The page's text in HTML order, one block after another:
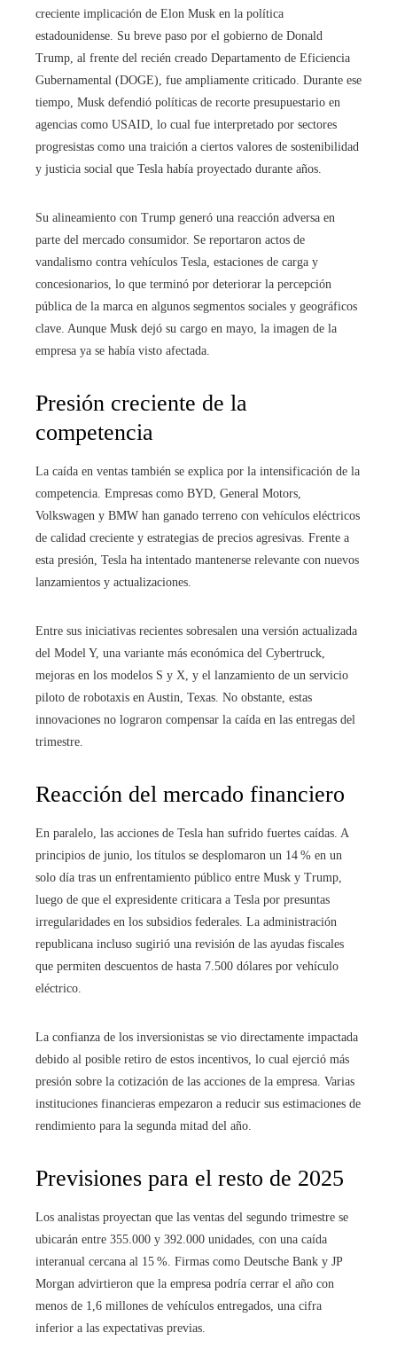
creciente implicación de Elon Musk en la política
estadounidense. Su breve paso por el gobierno de Donald
Trump, al frente del recién creado Departamento de Eficiencia
Gubernamental (DOGE), fue ampliamente criticado. Durante ese
tiempo, Musk defendió políticas de recorte presupuestario en
agencias como USAID, lo cual fue interpretado por sectores
progresistas como una traición a ciertos valores de sostenibilidad
y justicia social que Tesla había proyectado durante años.
Su alineamiento con Trump generó una reacción adversa en
parte del mercado consumidor. Se reportaron actos de
vandalismo contra vehículos Tesla, estaciones de carga y
concesionarios, lo que terminó por deteriorar la percepción
pública de la marca en algunos segmentos sociales y geográficos
clave. Aunque Musk dejó su cargo en mayo, la imagen de la
empresa ya se había visto afectada.
Presión creciente de la
competencia
La caída en ventas también se explica por la intensificación de la
competencia. Empresas como BYD, General Motors,
Volkswagen y BMW han ganado terreno con vehículos eléctricos
de calidad creciente y estrategias de precios agresivas. Frente a
esta presión, Tesla ha intentado mantenerse relevante con nuevos
lanzamientos y actualizaciones.
Entre sus iniciativas recientes sobresalen una versión actualizada
del Model Y, una variante más económica del Cybertruck,
mejoras en los modelos S y X, y el lanzamiento de un servicio
piloto de robotaxis en Austin, Texas. No obstante, estas
innovaciones no lograron compensar la caída en las entregas del
trimestre.
Reacción del mercado financiero
En paralelo, las acciones de Tesla han sufrido fuertes caídas. A
principios de junio, los títulos se desplomaron un 14 % en un
solo día tras un enfrentamiento público entre Musk y Trump,
luego de que el expresidente criticara a Tesla por presuntas
irregularidades en los subsidios federales. La administración
republicana incluso sugirió una revisión de las ayudas fiscales
que permiten descuentos de hasta 7.500 dólares por vehículo
eléctrico.
La confianza de los inversionistas se vio directamente impactada
debido al posible retiro de estos incentivos, lo cual ejerció más
presión sobre la cotización de las acciones de la empresa. Varias
instituciones financieras empezaron a reducir sus estimaciones de
rendimiento para la segunda mitad del año.
Previsiones para el resto de 2025
Los analistas proyectan que las ventas del segundo trimestre se
ubicarán entre 355.000 y 392.000 unidades, con una caída
interanual cercana al 15 %. Firmas como Deutsche Bank y JP
Morgan advirtieron que la empresa podría cerrar el año con
menos de 1,6 millones de vehículos entregados, una cifra
inferior a las expectativas previas.